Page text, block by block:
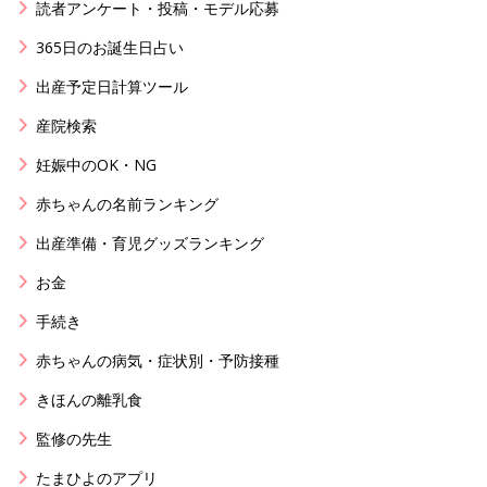
読者アンケート・投稿・モデル応募
365日のお誕生日占い
出産予定日計算ツール
産院検索
妊娠中のOK・NG
赤ちゃんの名前ランキング
出産準備・育児グッズランキング
お金
手続き
赤ちゃんの病気・症状別・予防接種
きほんの離乳食
監修の先生
たまひよのアプリ